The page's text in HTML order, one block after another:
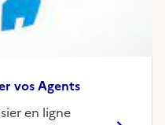
vos Agents
en ligne